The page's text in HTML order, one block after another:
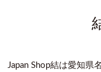
Japan Shop結は愛知県